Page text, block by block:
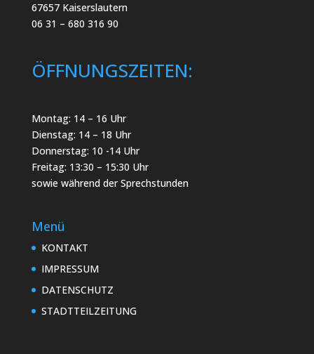
67657 Kaiserslautern
06 31 – 680 316 90
ÖFFNUNGSZEITEN:
Montag: 14 – 16 Uhr
Dienstag: 14 – 18 Uhr
Donnerstag: 10 -14 Uhr
Freitag: 13:30 – 15:30 Uhr
sowie während der Sprechstunden
Menü
KONTAKT
IMPRESSUM
DATENSCHUTZ
STADTTEILZEITUNG